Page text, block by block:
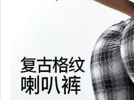
居家、家具與園藝
玩具、模型與公仔